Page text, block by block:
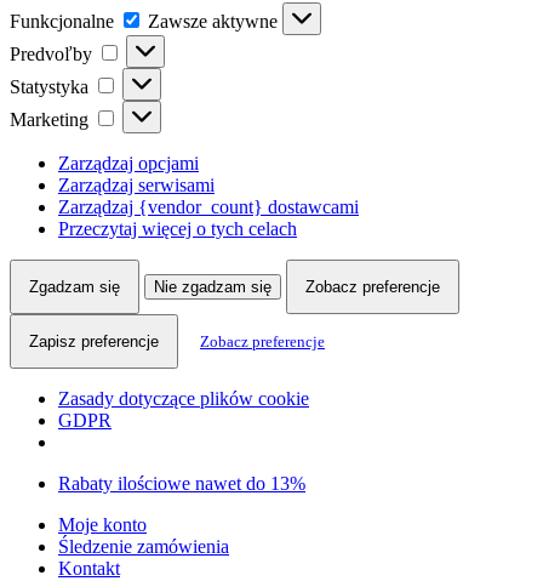
Funkcjonalne Funkcjonalne
Zawsze aktywne
Predvoľby
Predvoľby
Statystyka Statystyka
Marketing Marketing
Zarządzaj opcjami
Zarządzaj serwisami
Zarządzaj {vendor_count} dostawcami
Przeczytaj więcej o tych celach
Zgadzam się Nie zgadzam się Zobacz preferencje
Zapisz preferencje Zobacz preferencje
Zasady dotyczące plików cookie
GDPR
Skip
navigation
Skip
content
Rabaty ilościowe nawet do 13%
Moje konto
Śledzenie zamówienia
Kontakt